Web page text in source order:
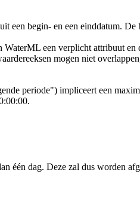
een begin- en een einddatum.
een verplicht attribuut en
mogen niet
periode") impliceert een
één dag. Deze zal dus worden